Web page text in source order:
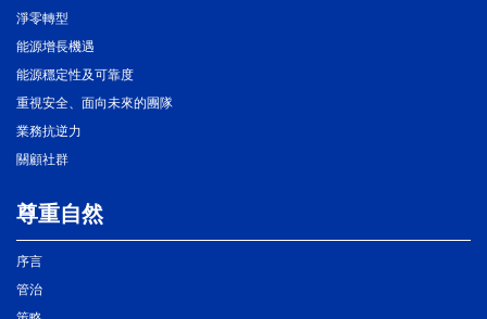
淨零轉型
能源增長機遇
能源穩定性及可靠度
重視安全、面向未來的團隊
業務抗逆力
關顧社群
尊重自然
序言
管治